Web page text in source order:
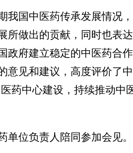
国中医药传承发展情况
所做出的贡献，同时也表
政府建立稳定的中医药合
意见和建议，高度评价了
药中心建设，持续推动中
位负责人陪同参加会见。